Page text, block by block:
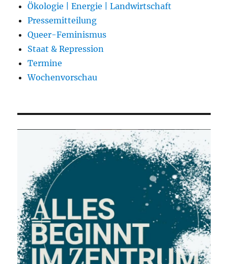
Ökologie | Energie | Landwirtschaft
Pressemitteilung
Queer-Feminismus
Staat & Repression
Termine
Wochenvorschau